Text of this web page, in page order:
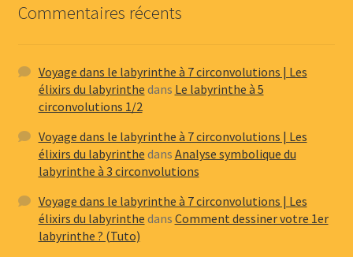
Commentaires récents
Voyage dans le labyrinthe à 7 circonvolutions | Les
élixirs du labyrinthe dans Le labyrinthe à 5
circonvolutions 1/2
Voyage dans le labyrinthe à 7 circonvolutions | Les
élixirs du labyrinthe dans Analyse symbolique du
labyrinthe à 3 circonvolutions
Voyage dans le labyrinthe à 7 circonvolutions | Les
élixirs du labyrinthe dans Comment dessiner votre 1er
labyrinthe ? (Tuto)